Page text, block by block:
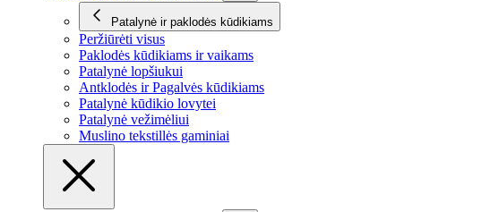
Patalynė ir paklodės kūdikiams
Peržiūrėti visus
Paklodės kūdikiams ir vaikams
Patalynė lopšiukui
Antklodės ir Pagalvės kūdikiams
Patalynė kūdikio lovytei
Patalynė vežimėliui
Muslino tekstillės gaminiai